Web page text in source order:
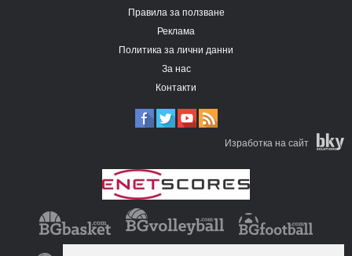
Правила за ползване
Реклама
Политика за лични данни
За нас
Контакти
Изработка на сайт